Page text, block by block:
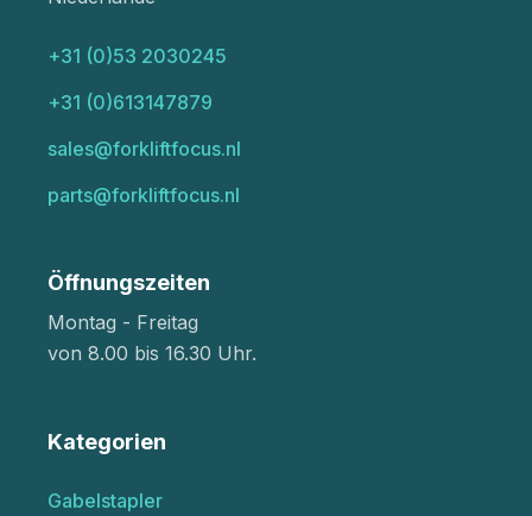
+31 (0)53 2030245
+31 (0)613147879
sales@forkliftfocus.nl
parts@forkliftfocus.nl
Öffnungszeiten
Montag - Freitag
von 8.00 bis 16.30 Uhr.
Kategorien
Gabelstapler